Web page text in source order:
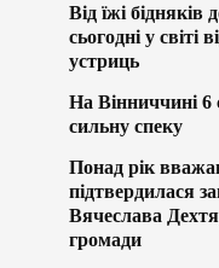
Від їжі
сьогодні у світі
устриць
На Вінниччині 6
сильну спеку
Понад рік
підтвердилася
Вячеслава
громади